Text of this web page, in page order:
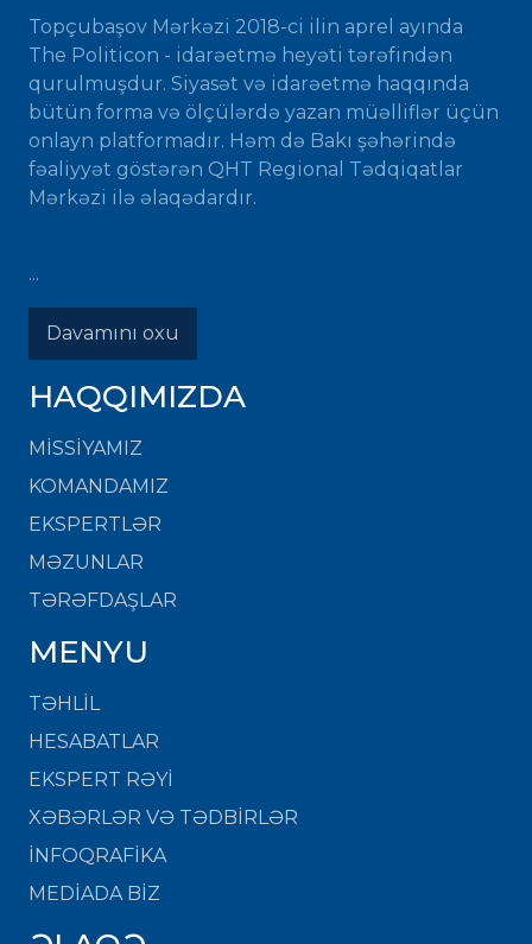
Topçubaşov Mərkəzi 2018-ci ilin aprel ayında
The Politicon - idarəetmə heyəti tərəfindən
qurulmuşdur. Siyasət və idarəetmə haqqında
bütün forma və ölçülərdə yazan müəlliflər üçün
onlayn platformadır. Həm də Bakı şəhərində
fəaliyyət göstərən QHT Regional Tədqiqatlar
Mərkəzi ilə əlaqədardır.
...
Davamını oxu
HAQQIMIZDA
MISSIYAMIZ
KOMANDAMIZ
EKSPERTLƏR
MƏZUNLAR
TƏRƏFDAŞLAR
MENYU
TƏHLİL
HESABATLAR
EKSPERT RƏYİ
XƏBƏRLƏR VƏ TƏDBİRLƏR
İNFOQRAFİKA
MEDİADA BİZ